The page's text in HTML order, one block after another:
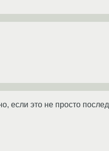
если это не просто